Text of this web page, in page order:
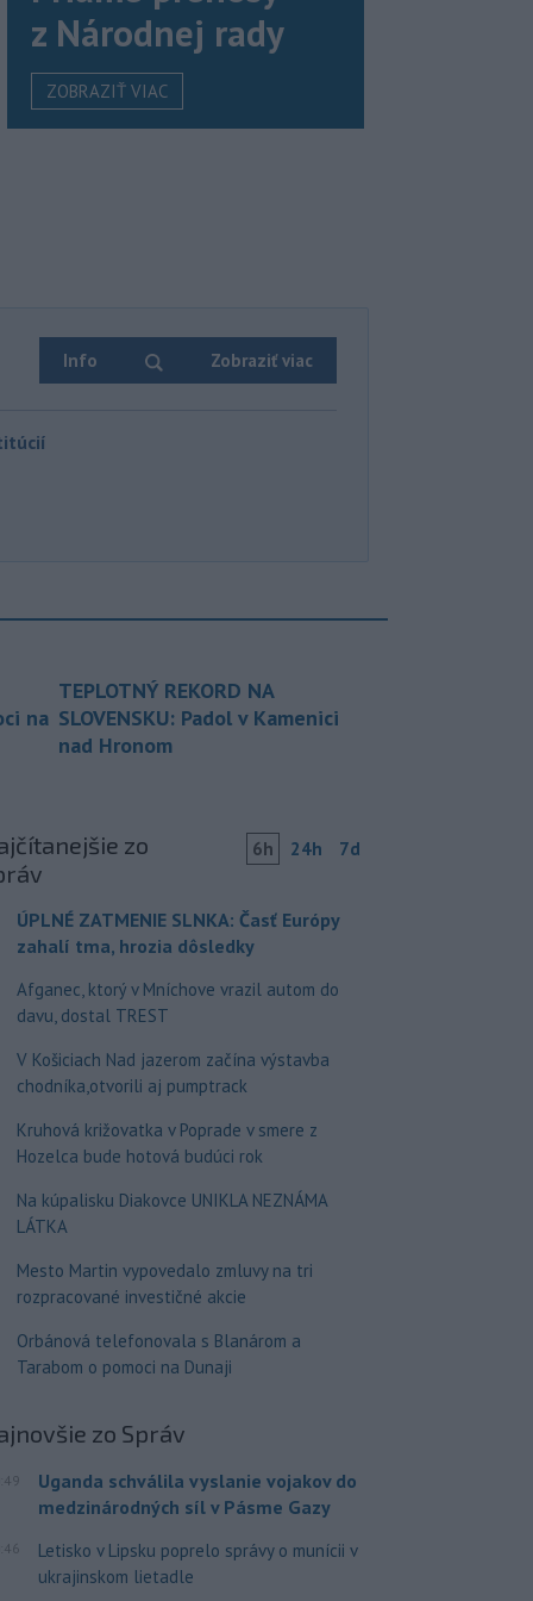
z Národnej rady
ZOBRAZIŤ VIAC
Info Zobraziť viac
na
TEPLOTNÝ REKORD NA
SLOVENSKU: Padol v Kamenici
nad Hronom
zo
6h 24h 7d
ÚPLNÉ ZATMENIE SLNKA: Časť Európy
zahalí tma, hrozia dôsledky
Afganec, ktorý v Mníchove vrazil autom do
davu, dostal TREST
V Košiciach Nad jazerom začína výstavba
chodníka,otvorili aj pumptrack
Kruhová križovatka v Poprade v smere z
Hozelca bude hotová budúci rok
Na kúpalisku Diakovce UNIKLA NEZNÁMA
LÁTKA
Mesto Martin vypovedalo zmluvy na tri
rozpracované investičné akcie
Orbánová telefonovala s Blanárom a
Tarabom o pomoci na Dunaji
zo Správ
Uganda schválila vyslanie vojakov do
medzinárodných síl v Pásme Gazy
Letisko v Lipsku poprelo správy o munícii v
ukrajinskom lietadle